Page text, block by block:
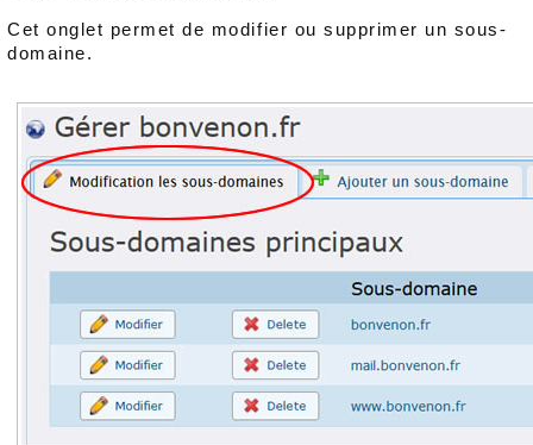
Cet onglet permet de modifier ou supprimer un sous-
domaine.